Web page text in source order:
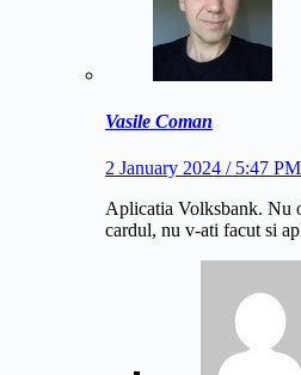
Vasile Coman
2 January 2024 / 5:47 PM
Aplicatia Volksbank. Nu
cardul, nu v-ati facut si